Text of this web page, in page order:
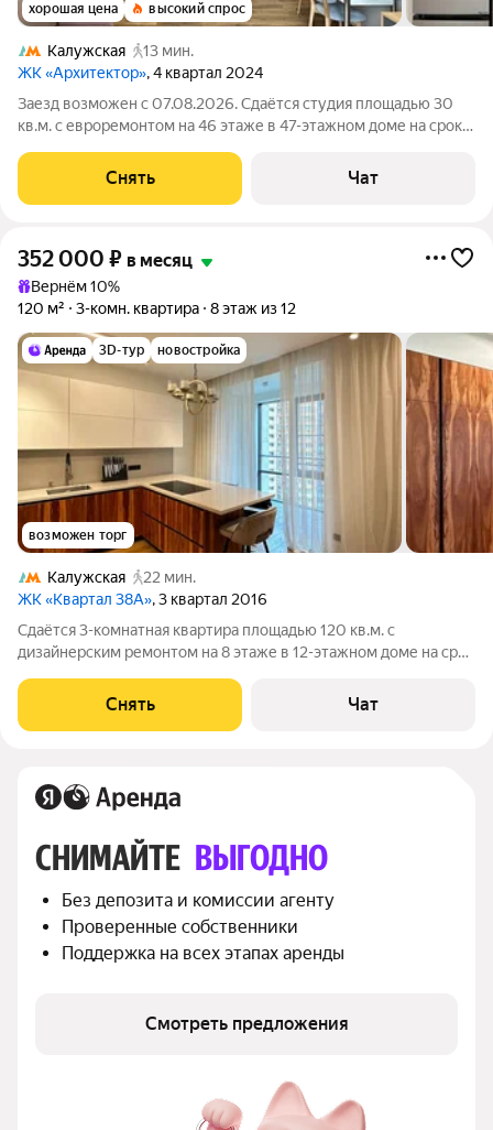
хорошая цена высокий спрос
Калужская
13 мин.
ЖК «Архитектор», 4 квартал 2024
Заезд возможен с 07.08.2026. Сдаётся студия площадью 30
кв.м. с евроремонтом на 46 этаже в 47-этажном доме на срок
Дом - монолитный,
Снять Чат
352 000 ₽ в месяц
Вернём 10%
120 м²
3-комн. квартира 8 этаж из 12
3D-тур новостройка
возможен торг
Калужская
22 мин.
ЖК «Квартал 38А», 3 квартал 2016
Сдаётся 3-комнатная квартира площадью 120 кв.м. с
дизайнерским ремонтом на 8 этаже в 12-этажном доме на срок
Стиральная машина Сушильная машина Холодильник
Посудомоечная машина Бойлер
Снять Чат
СНИМАЙТЕ ВЫГОДНО
Без депозита и комиссии агенту
Проверенные собственники
Поддержка на всех этапах аренды
Смотреть предложения